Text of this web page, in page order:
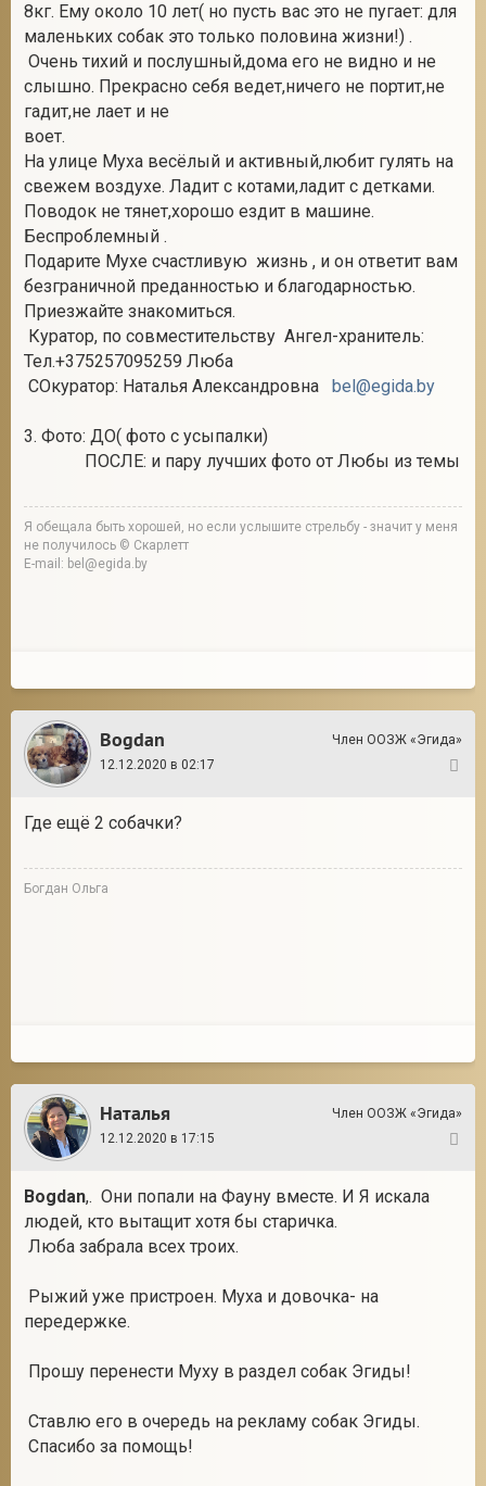
8кг. Ему около 10 лет( но пусть вас это не пугает: для
маленьких собак это только половина жизни!) .
Очень тихий и послушный,дома его не видно и не
слышно. Прекрасно себя ведет,ничего не портит,не
гадит,не лает и не
воет.
На улице Муха весёлый и активный,любит гулять на
свежем воздухе. Ладит с котами,ладит с детками.
Поводок не тянет,хорошо ездит в машине.
Беспроблемный .
Подарите Мухе счастливую жизнь , и он ответит вам
безграничной преданностью и благодарностью.
Приезжайте знакомиться.
Куратор, по совместительству Ангел-хранитель:
Тел.+375257095259 Люба
СОкуратор: Наталья Александровна bel@egida.by
3. Фото: ДО( фото с усыпалки)
ПОСЛЕ: и пару лучших фото от Любы из темы
Я обещала быть хорошей, но если услышите стрельбу - значит у меня
не получилось © Скарлетт
E-mail: bel@egida.by
Bogdan
Член ООЗЖ «Эгида»
12.12.2020 в 02:17
Где ещё 2 собачки?
Богдан Ольга
Наталья
Член ООЗЖ «Эгида»
12.12.2020 в 17:15
Bogdan,. Они попали на Фауну вместе. И Я искала
людей, кто вытащит хотя бы старичка.
Люба забрала всех троих.
Рыжий уже пристроен. Муха и довочка- на
передержке.
Прошу перенести Муху в раздел собак Эгиды!
Ставлю его в очередь на рекламу собак Эгиды.
Спасибо за помощь!